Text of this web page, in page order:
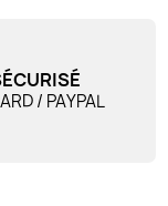
/ PAYPAL